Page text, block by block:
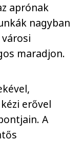
aprónak
nagyban
maradjon.
erővel
A